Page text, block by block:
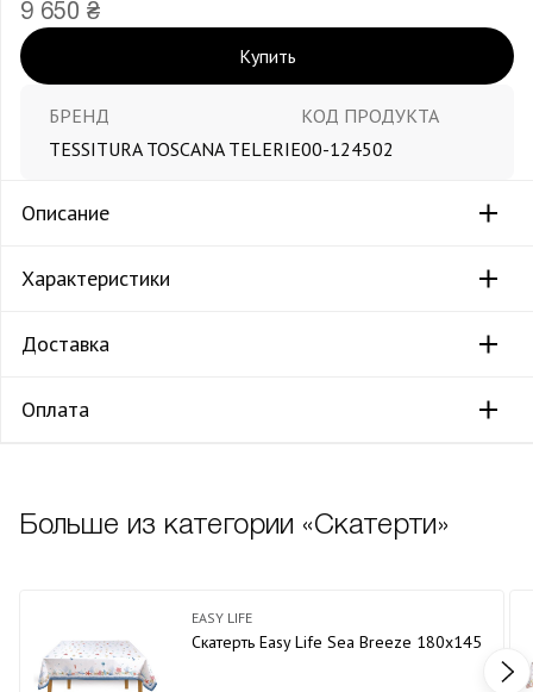
9 650 ₴
Купить
БРЕНД
TESSITURA TOSCANA TELERIE
КОД ПРОДУКТА
00-124502
Описание
Характеристики
Доставка
Оплата
Больше из категории «Скатерти»
EASY LIFE
Скатерть Easy Life Sea Breeze 180х145